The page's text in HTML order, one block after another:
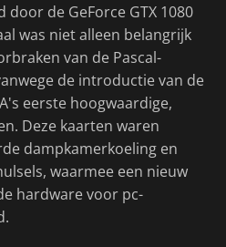
door de GeForce GTX 1080
was niet alleen belangrijk
van de Pascal-
de introductie van de
eerste hoogwaardige,
Deze kaarten waren
dampkamerkoeling en
waarmee een nieuw
hardware voor pc-